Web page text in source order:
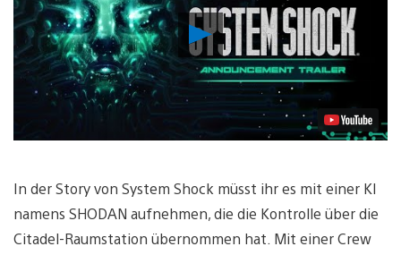
Video
abspielen
In der Story von System Shock müsst ihr es mit einer KI
namens SHODAN aufnehmen, die die Kontrolle über die
Citadel-Raumstation übernommen hat. Mit einer Crew